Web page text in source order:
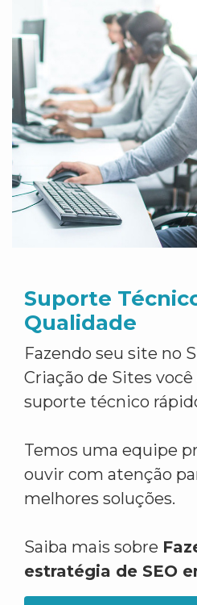
Suporte
Qualidade
Fazendo seu site no
Criação de Sites
suporte técnico
Temos uma equipe
ouvir com atenção
melhores soluções.
Saiba mais sobre
estratégia de SEO